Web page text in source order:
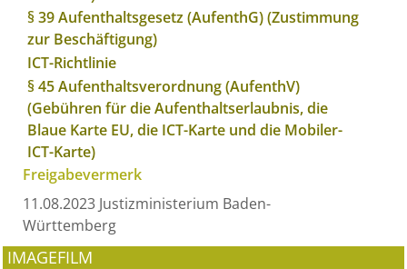
§ 39 Aufenthaltsgesetz (AufenthG) (Zustimmung
zur Beschäftigung)
ICT-Richtlinie
§ 45 Aufenthaltsverordnung (AufenthV)
(Gebühren für die Aufenthaltserlaubnis, die
Blaue Karte EU, die ICT-Karte und die Mobiler-
ICT-Karte)
Freigabevermerk
11.08.2023 Justizministerium Baden-
Württemberg
IMAGEFILM